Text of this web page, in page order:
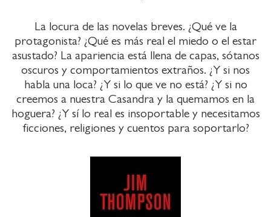
La locura de las novelas breves. ¿Qué ve la
protagonista? ¿Qué es más real el miedo o el estar
asustado? La apariencia está llena de capas, sótanos
oscuros y comportamientos extraños. ¿Y si nos
habla una loca? ¿Y si lo que ve no está? ¿Y si no
creemos a nuestra Casandra y la quemamos en la
hoguera? ¿Y sí lo real es insoportable y necesitamos
ficciones, religiones y cuentos para soportarlo?